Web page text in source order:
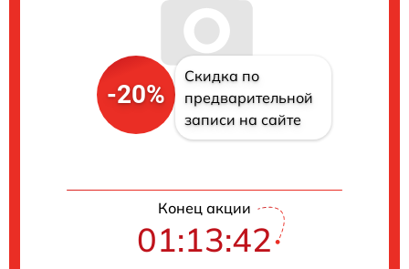
-20%
Скидка по
предварительной
записи на сайте
Конец акции
01:13:41